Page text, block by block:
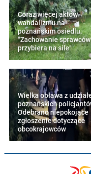
Coraz więcej aktów
wandalizmu na
poznańskim osiedlu.
"Zachowanie sprawców
przybiera na sile"
Wielka obława z
poznańskich
Odebrano niepokojące
zgłoszenie dotyczące
obcokrajowców